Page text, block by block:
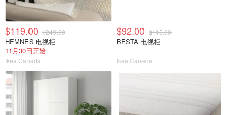
$119.00 $249.00
HEMNES 电视柜
11月30日开始
Ikea Canada
$92.00 $115.00
BESTA 电视柜
Ikea Canada